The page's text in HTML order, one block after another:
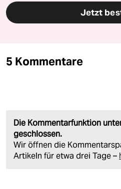
Jetzt
5 Kommentare
Die Kommentarfunktion
geschlossen.
Wir öffnen die
Artikeln für etwa drei Tage –